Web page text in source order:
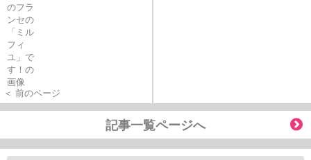
＜ 前のページ
記事一覧ページへ